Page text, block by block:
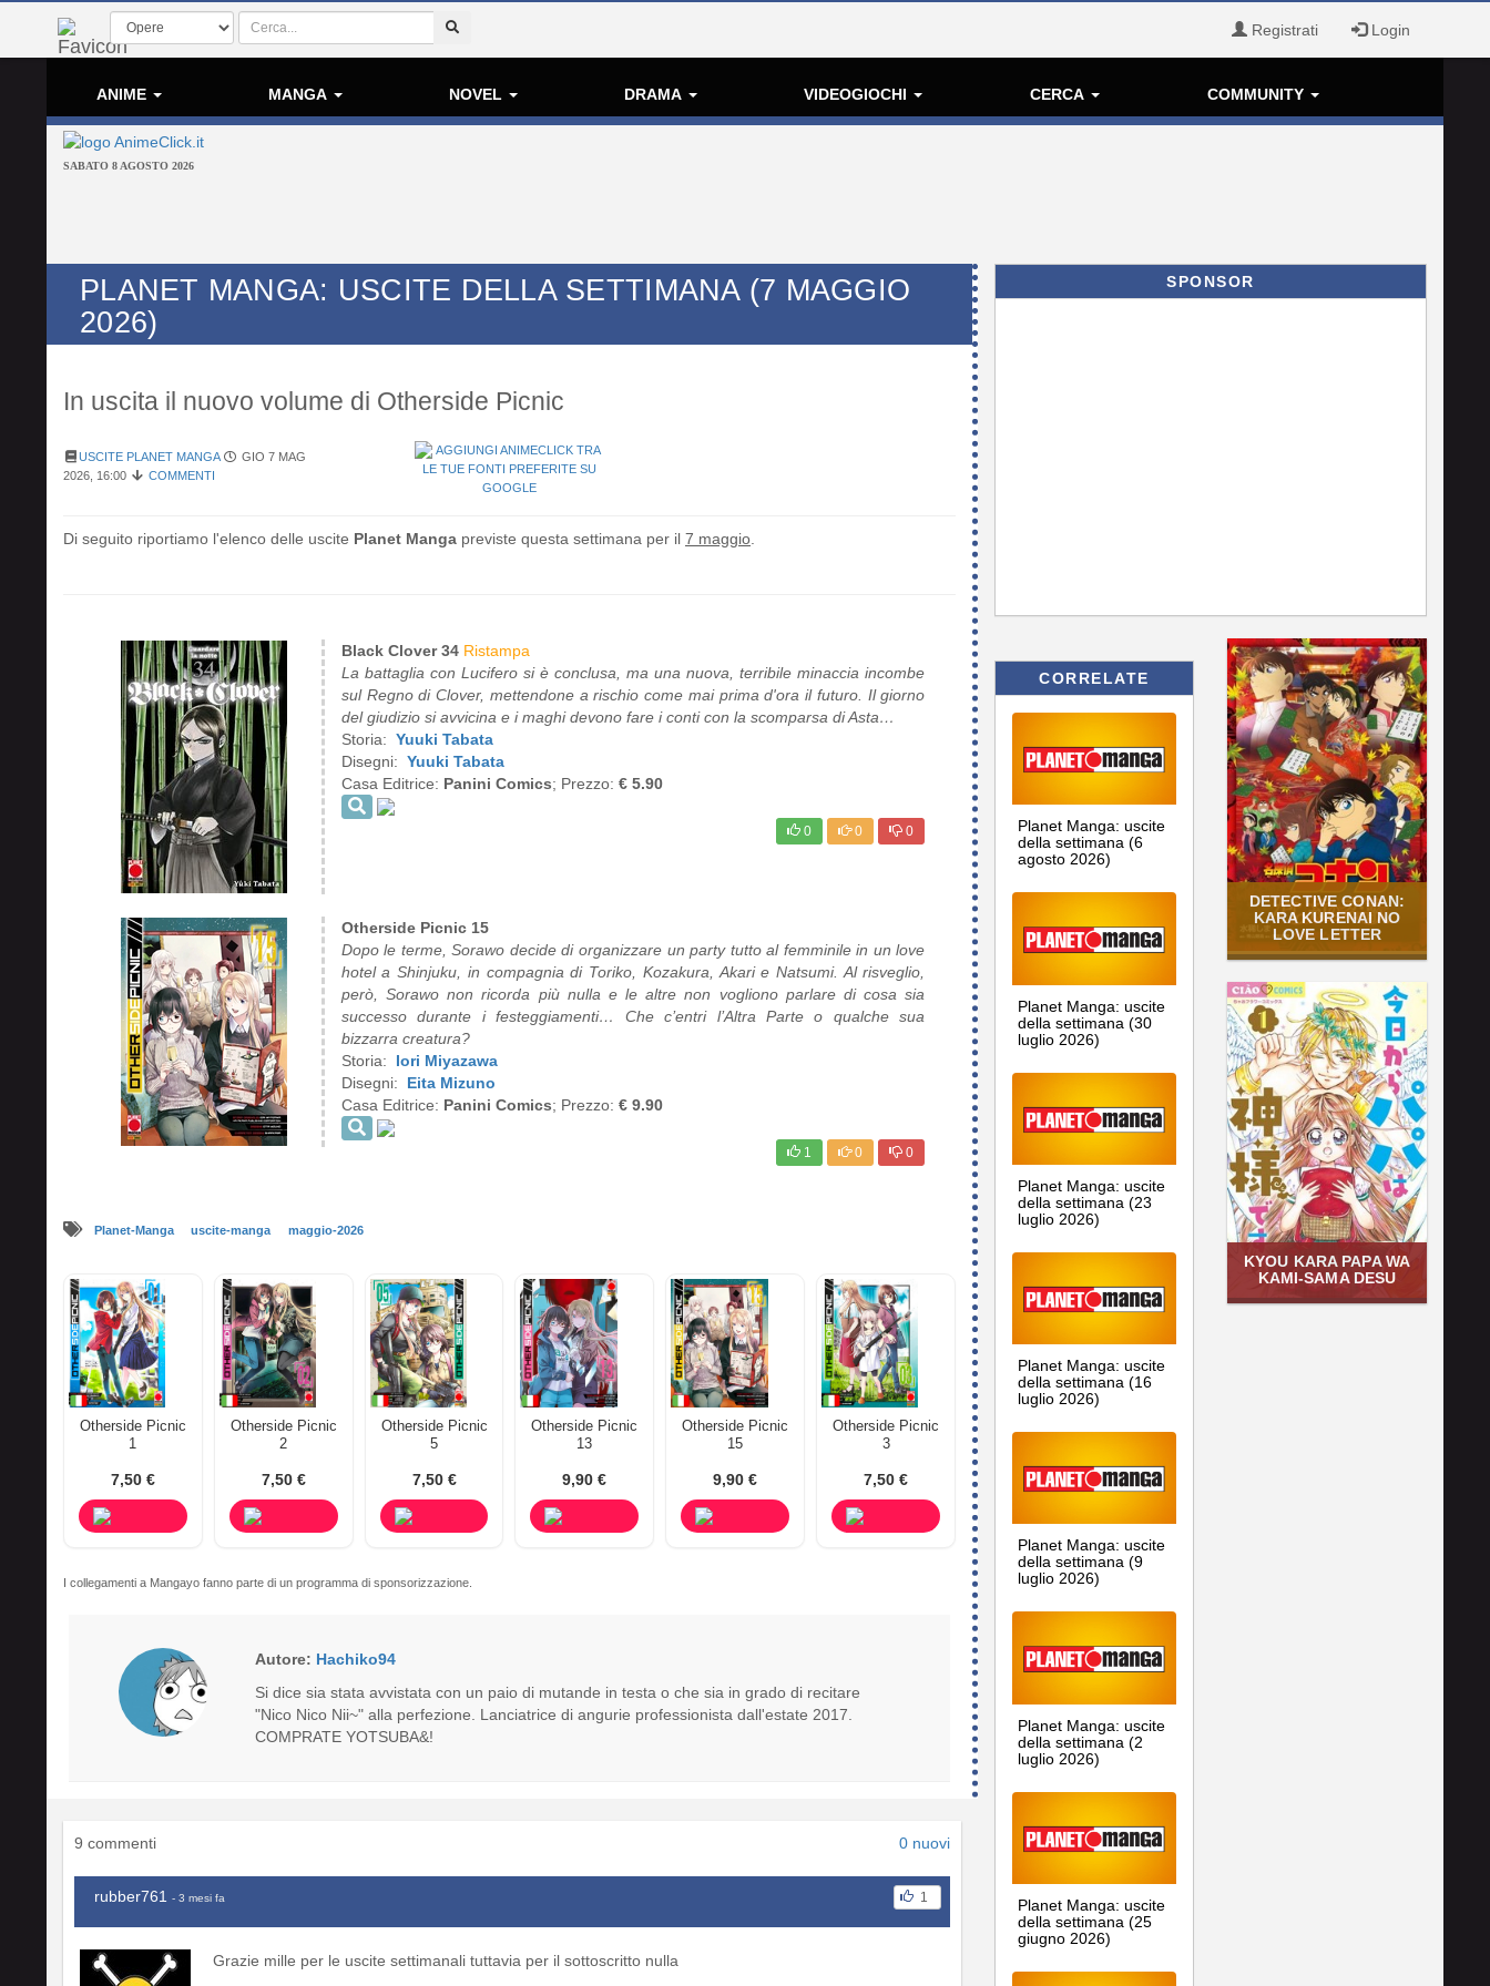
Registrati Login
ANIME MANGA NOVEL DRAMA VIDEOGIOCHI CERCA COMMUNITY
SABATO 8 AGOSTO 2026
PLANET MANGA: USCITE DELLA SETTIMANA (7 MAGGIO
2026)
In uscita il nuovo volume di Otherside Picnic
USCITE PLANET MANGA
GIO 7 MAG
2026, 16:00
COMMENTI
Di seguito riportiamo l'elenco delle uscite Planet Manga previste questa settimana per il 7 maggio
Black Clover 34 Ristampa
La battaglia con Lucifero si è conclusa, ma una nuova, terribile minaccia incombe
sul Regno di Clover, mettendone a rischio come mai prima d'ora il futuro. Il giorno
del giudizio si avvicina e i maghi devono fare i conti con la scomparsa di Asta…
Storia: Yuuki Tabata
Disegni: Yuuki Tabata
Casa Editrice: Panini Comics; Prezzo: € 5.90
0 0 0
Otherside Picnic 15
Dopo le terme, Sorawo decide di organizzare un party tutto al femminile in un love
hotel a Shinjuku, in compagnia di Toriko, Kozakura, Akari e Natsumi. Al risveglio,
però, Sorawo non ricorda più nulla e le altre non vogliono parlare di cosa sia
successo durante i festeggiamenti… Che c’entri l’Altra Parte o qualche sua
bizzarra creatura?
Storia: Iori Miyazawa
Disegni: Eita Mizuno
Casa Editrice: Panini Comics; Prezzo: € 9.90
1 0 0
Planet-Manga uscite-manga maggio-2026
Otherside Picnic
1
7,50 €
Otherside Picnic
2
7,50 €
Otherside Picnic
5
7,50 €
Otherside Picnic
13
9,90 €
Otherside Picnic
15
9,90 €
Otherside Picnic
3
7,50 €
I collegamenti a Mangayo fanno parte di un programma di sponsorizzazione.
Autore: Hachiko94
Si dice sia stata avvistata con un paio di mutande in testa o che sia in grado di recitare
"Nico Nico Nii~" alla perfezione. Lanciatrice di angurie professionista dall'estate 2017.
COMPRATE YOTSUBA&!
9 commenti 0 nuovi
rubber761 - 3 mesi fa 1
Grazie mille per le uscite settimanali tuttavia per il sottoscritto nulla
SPONSOR
CORRELATE
Planet Manga: uscite
della settimana (6
agosto 2026)
Planet Manga: uscite
della settimana (30
luglio 2026)
Planet Manga: uscite
della settimana (23
luglio 2026)
Planet Manga: uscite
della settimana (16
luglio 2026)
Planet Manga: uscite
della settimana (9
luglio 2026)
Planet Manga: uscite
della settimana (2
luglio 2026)
Planet Manga: uscite
della settimana (25
giugno 2026)
DETECTIVE CONAN:
KARA KURENAI NO
LOVE LETTER
KYOU KARA PAPA WA
KAMI-SAMA DESU